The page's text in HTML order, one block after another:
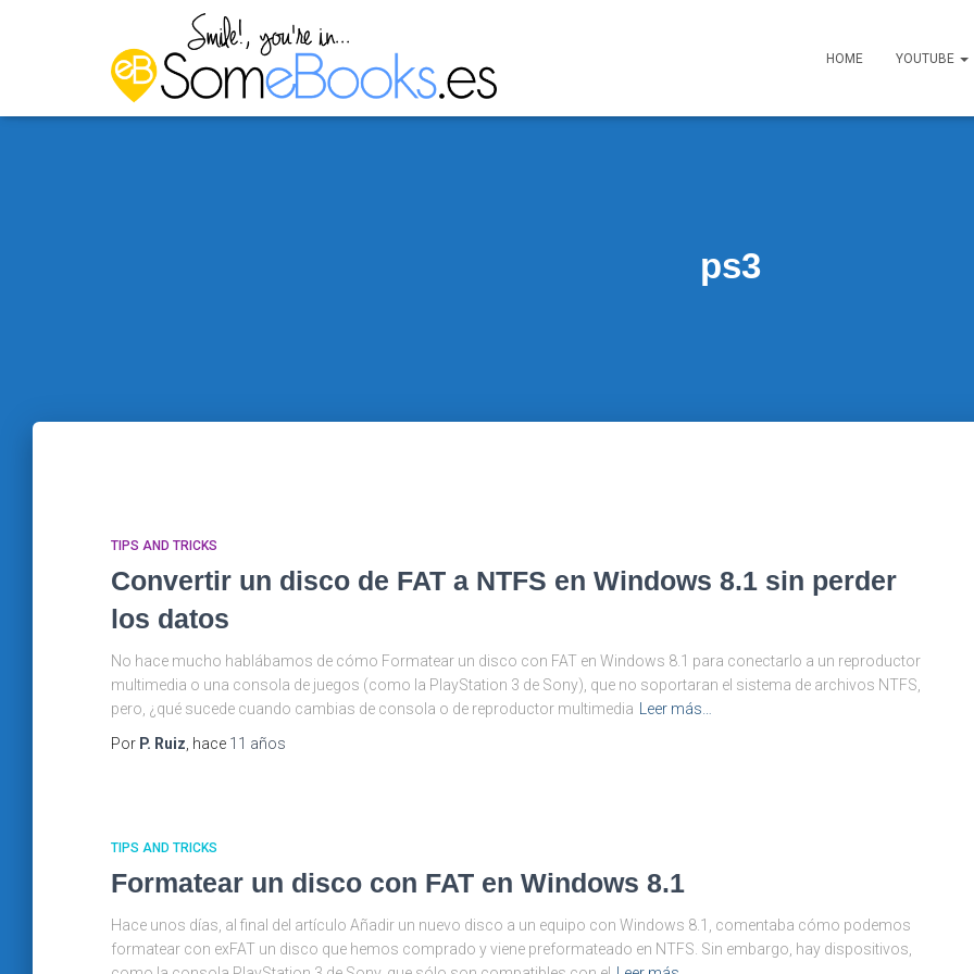
HOME YOUTUBE
ps3
TIPS AND TRICKS
Convertir un disco de FAT a NTFS en Windows 8.1 sin perder
los datos
No hace mucho hablábamos de cómo Formatear un disco con FAT en Windows 8.1 para conectarlo a un reproductor
multimedia o una consola de juegos (como la PlayStation 3 de Sony), que no soportaran el sistema de archivos NTFS,
pero, ¿qué sucede cuando cambias de consola o de reproductor multimedia
Leer más…
Por P. Ruiz , hace 11 años
TIPS AND TRICKS
Formatear un disco con FAT en Windows 8.1
Hace unos días, al final del artículo Añadir un nuevo disco a un equipo con Windows 8.1, comentaba cómo podemos
formatear con exFAT un disco que hemos comprado y viene preformateado en NTFS. Sin embargo, hay dispositivos,